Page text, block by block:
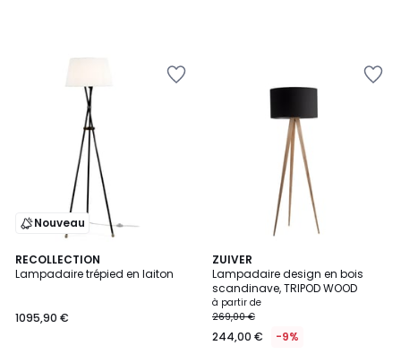
Nouveau
RECOLLECTION
Lampadaire trépied en laiton
1095,90 €
ZUIVER
Lampadaire design en bois
scandinave, TRIPOD WOOD
à partir de
269,00 €
244,00 € -9%
3,8
/ 5
2
Couleurs